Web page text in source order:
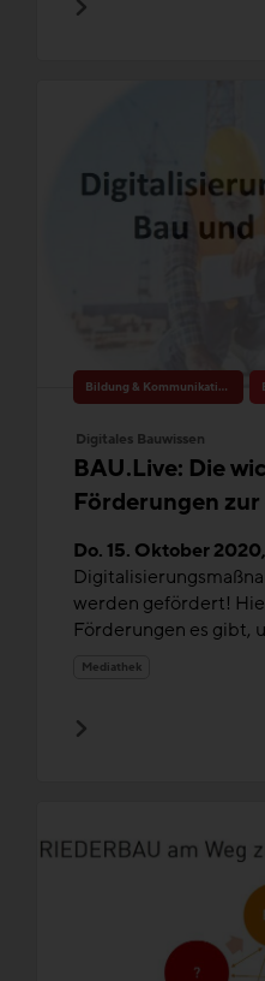
Bildung & Kommunikation
Digitales Bauwissen
BAU.Live: Die
Förderungen
Veränderungen
Do. 15. Oktober
werden gefördert!
Förderungen es gibt,
Mediathek